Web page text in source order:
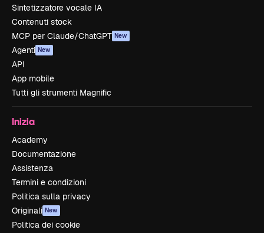
Sintetizzatore vocale IA
Contenuti stock
MCP per Claude/ChatGPT New
Agenti New
API
App mobile
Tutti gli strumenti Magnific
Inizia
Academy
Documentazione
Assistenza
Termini e condizioni
Politica sulla privacy
Originali New
Politica dei cookie